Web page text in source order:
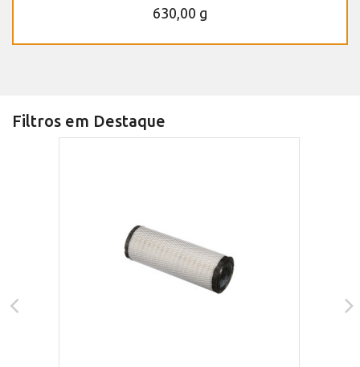
630,00 g
Filtros em Destaque